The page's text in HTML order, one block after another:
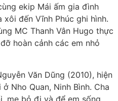
ekip Mái ấm gia đình
đến Vĩnh Phúc ghi hình.
MC Thanh Vân Hugo thực
hoàn cảnh các em nhỏ
Văn Dũng (2010), hiện
Nho Quan, Ninh Bình. Cha
mẹ bỏ đi và để em sống